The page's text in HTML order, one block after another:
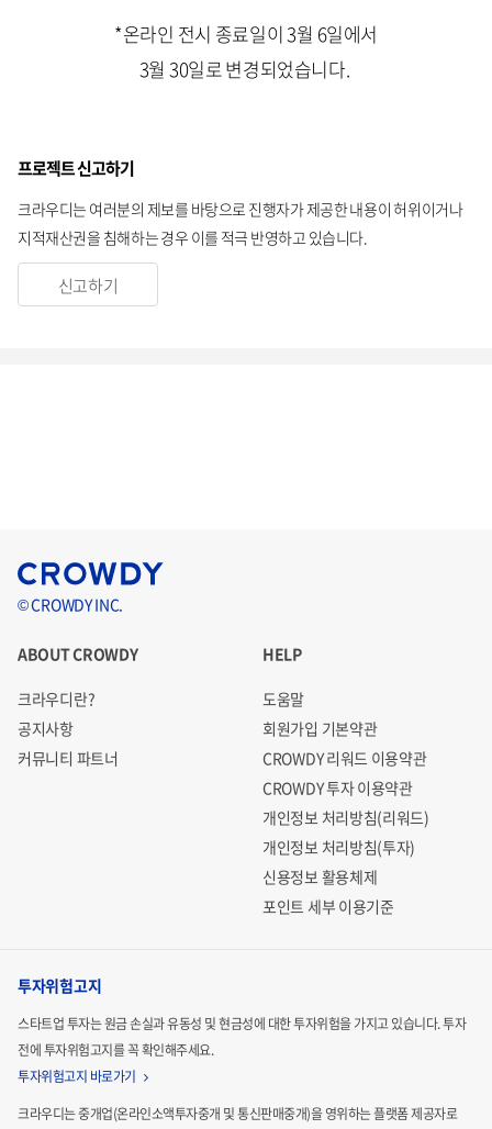
*온라인 전시 종료일이 3월 6일에서
3월 30일로 변경되었습니다.
프로젝트 신고하기
크라우디는 여러분의 제보를 바탕으로 진행자가 제공한 내용이 허위이거나
지적재산권을 침해하는 경우 이를 적극 반영하고 있습니다.
신고하기
© CROWDY INC.
ABOUT CROWDY
크라우디란?
공지사항
커뮤니티 파트너
HELP
도움말
회원가입 기본약관
CROWDY 리워드 이용약관
CROWDY 투자 이용약관
개인정보 처리방침(리워드)
개인정보 처리방침(투자)
신용정보 활용체제
포인트 세부 이용기준
투자위험고지
스타트업 투자는 원금 손실과 유동성 및 현금성에 대한 투자위험을 가지고 있습니다.투자
전에 투자위험고지를 꼭 확인해주세요.
투자위험고지 바로가기
크라우디는 중개업(온라인소액투자중개 및 통신판매중개)을 영위하는 플랫폼 제공자로